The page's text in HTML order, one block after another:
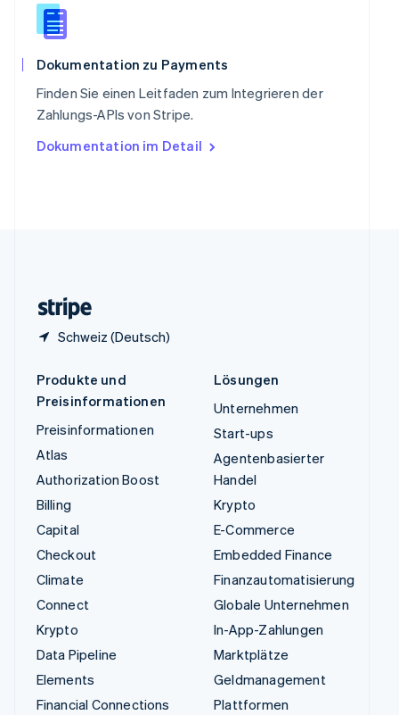
Dokumentation zu Payments
Finden Sie einen Leitfaden zum Integrieren der
Zahlungs-APIs von Stripe.
Dokumentation im Detail
Schweiz (Deutsch)
English
Spanien
Español
Thailand
Tschechische Republik
English
English
Produkte und
Preisinformationen
Preisinformationen
Atlas
Authorization Boost
Billing
Capital
Checkout
Climate
Connect
Krypto
Data Pipeline
Elements
Financial Connections
Lösungen
Unternehmen
Start-ups
Agentenbasierter
Handel
Krypto
E-Commerce
Embedded Finance
Finanzautomatisierung
Globale Unternehmen
In-App-Zahlungen
Marktplätze
Geldmanagement
Plattformen